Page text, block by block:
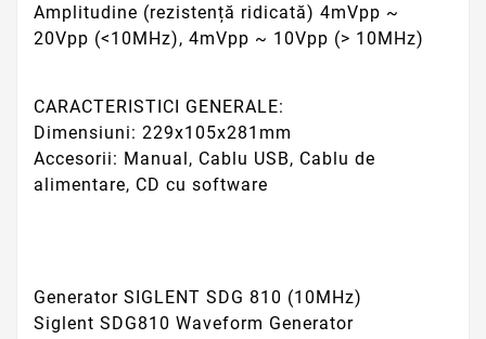
Amplitudine (rezistență ridicată) 4mVpp ~
20Vpp (<10MHz), 4mVpp ~ 10Vpp (> 10MHz)
CARACTERISTICI GENERALE:
Dimensiuni: 229x105x281mm
Accesorii: Manual, Cablu USB, Cablu de
alimentare, CD cu software
Generator SIGLENT SDG 810 (10MHz)
Siglent SDG810 Waveform Generator